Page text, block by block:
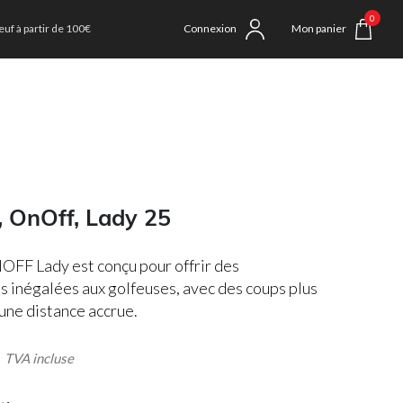
à partir de 100€ Connexion Mon panier
0
OnOff, Lady 25
Lady est conçu pour offrir des
inégalées aux golfeuses, avec des coups plus
distance accrue.
incluse